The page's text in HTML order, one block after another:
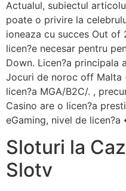
Actualul, subiectul
poate o privire la
ioneaza cu succes Out of
licen?e necesar pentru
Down. Licen?a principala
Jocuri de noroc off Malta
licen?a MGA/B2C/. ,
Casino are o licen?a
eGaming, nivel de
Sloturi la
Slotv